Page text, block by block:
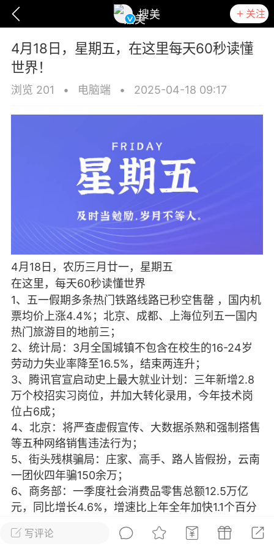
搜美 关注
爆汗熊 卡卡动能素 无创溶斑术
美业357 芯诗妍
每次200金币 点击购买
师 小熊水光
爆汗熊
脂
卡卡动能素
皇斯普拉雅
建术
DRYY面膜 微晶溶斑术
爆款平台 Lv.8 靓号
加盟商
26 23:18
电脑端 美业资讯
闪充小白罐
本/双效闪充，养出紧致小白脸！一、项
充小白罐 = 闪充大白肌（仪器）× 草本
产品）×极光嫩肤啫喱（产品）这是一套
护...写评论
4月18日，星期五，在这里每天60秒读懂
世界！
浏览 201 • 电脑端 • 2025-04-18 09:17
4月18日，农历三月廿一，星期五
在这里，每天60秒读懂世界
1、五一假期多条热门铁路线路已秒空售罄 ，国内机
票均价上涨4.4%；北京、成都、上海位列五一国内
热门旅游目的地前三；
2、统计局：3月全国城镇不包含在校生的16-24岁
劳动力失业率降至16.5%，结束两连升；
3、腾讯官宣启动史上最大就业计划：三年新增2.8
万个校招实习岗位，并加大转化录用，今年技术岗
位占6成；
4、北京：将严查虚假宣传、大数据杀熟和强制搭售
等五种网络销售违法行为；
5、街头残棋骗局：庄家、高手、路人皆假扮，云南
一团伙四年骗150余万；
6、商务部：一季度社会消费品零售总额12.5万亿
元，同比增长4.6%，增速比上年全年加快1.1个百分
7、工信部对辅助驾驶出手：不得夸大和虚假宣传；